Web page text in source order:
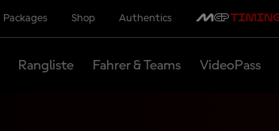
Packages Shop Authentics
Rangliste Fahrer & Teams VideoPass